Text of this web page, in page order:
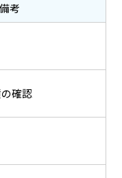
備考
確認